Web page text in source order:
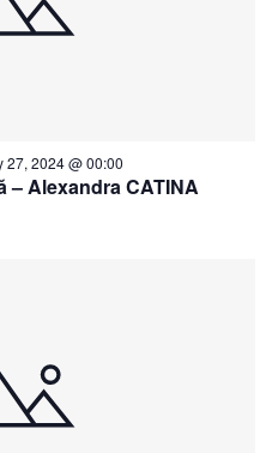
– Alexandra CATINA
27, 2024 @ 00:00